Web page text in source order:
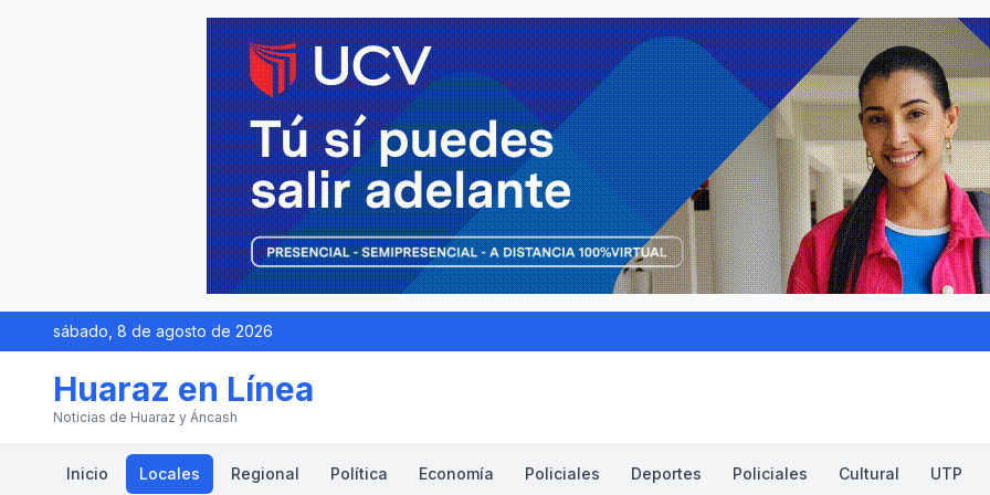
sábado, 8 de agosto de 2026
Huaraz en Línea
Noticias de Huaraz y Áncash
Inicio Locales Regional Política Economía Policiales Deportes Policiales Cultural UTP